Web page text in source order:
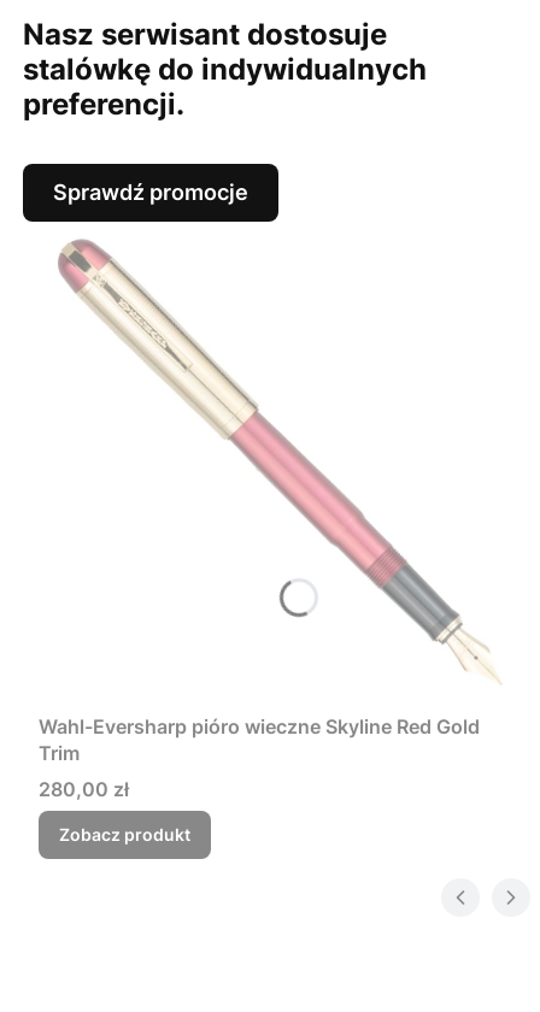
Nasz serwisant dostosuje
stalówkę do indywidualnych
preferencji.
Sprawdź promocje
Wahl-Eversharp pióro wieczne Skyline Red Gold
Trim
Cena
280,00 zł
Zobacz produkt